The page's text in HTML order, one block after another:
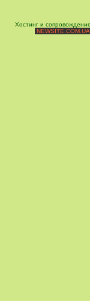
Хостинг и
NEWSITE.COM.UA